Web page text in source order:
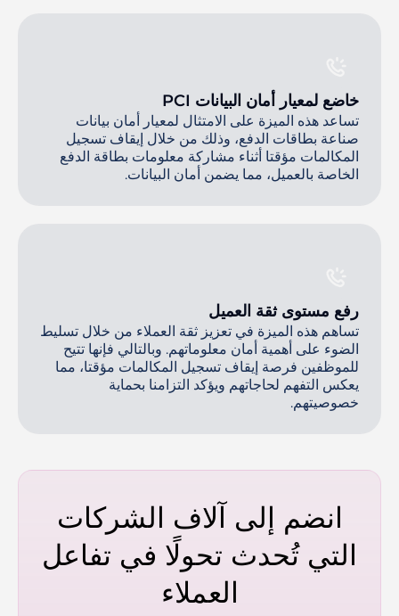
خاضع لمعيار أمان البيانات PCI
تساعد هذه الميزة على الامتثال لمعيار أمان بيانات
صناعة بطاقات الدفع، وذلك من خلال إيقاف تسجيل
المكالمات مؤقتا أثناء مشاركة معلومات بطاقة الدفع
الخاصة بالعميل، مما يضمن أمان البيانات.
رفع مستوى ثقة العميل
تساهم هذه الميزة في تعزيز ثقة العملاء من خلال تسليط
الضوء على أهمية أمان معلوماتهم. وبالتالي فإنها تتيح
للموظفين فرصة إيقاف تسجيل المكالمات مؤقتا، مما
يعكس التفهم لحاجاتهم ويؤكد التزامنا بحماية
خصوصيتهم.
انضم إلى آلاف الشركات
التي تُحدث تحولًا في تفاعل
العملاء